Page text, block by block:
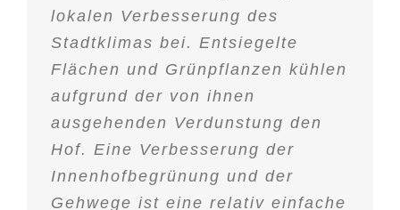
lokalen Verbesserung des
Stadtklimas bei. Entsiegelte
Flächen und Grünpflanzen kühlen
aufgrund der von ihnen
ausgehenden Verdunstung den
Hof. Eine Verbesserung der
Innenhofbegrünung und der
Gehwege ist eine relativ einfache